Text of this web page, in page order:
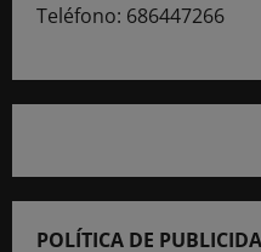
Teléfono: 686447266
POLÍTICA DE